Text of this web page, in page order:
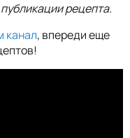
рецепта.
канал, впереди еще